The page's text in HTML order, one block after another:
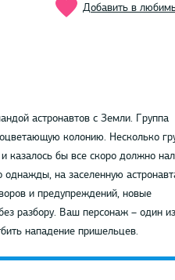
Добавить в
астронавтов с Земли. Группа
колонию. Несколько
казалось бы все скоро должно
на заселенную
и предупреждений, новые
разбору. Ваш персонаж – один из
нападение пришельцев.